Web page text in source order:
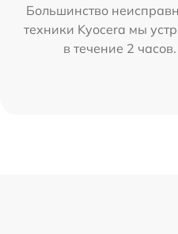
Большинство
техники Kyocera мы
в течение 2 часов.